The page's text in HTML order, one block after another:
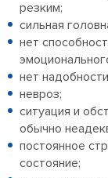
резким;
сильная
нет
нет
невроз;
ситуация и
обычно
постоянное
состояние;